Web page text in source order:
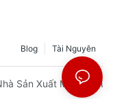
Tài Nguyên
Blog
Của Bao Bì Mềm
Sản Xuất Màng